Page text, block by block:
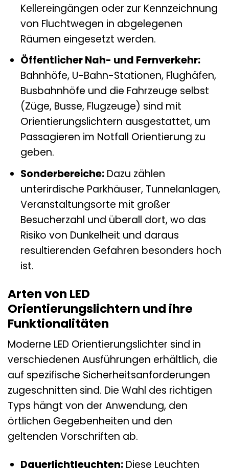
Kellereingängen oder zur Kennzeichnung
von Fluchtwegen in abgelegenen
Räumen eingesetzt werden.
Öffentlicher Nah- und Fernverkehr:
Bahnhöfe, U-Bahn-Stationen, Flughäfen,
Busbahnhöfe und die Fahrzeuge selbst
(Züge, Busse, Flugzeuge) sind mit
Orientierungslichtern ausgestattet, um
Passagieren im Notfall Orientierung zu
geben.
Sonderbereiche:Dazu zählen
unterirdische Parkhäuser, Tunnelanlagen,
Veranstaltungsorte mit großer
Besucherzahl und überall dort, wo das
Risiko von Dunkelheit und daraus
resultierenden Gefahren besonders hoch
ist.
Arten von LED
Orientierungslichtern und ihre
Funktionalitäten
Moderne LED Orientierungslichter sind in
verschiedenen Ausführungen erhältlich, die
auf spezifische Sicherheitsanforderungen
zugeschnitten sind. Die Wahl des richtigen
Typs hängt von der Anwendung, den
örtlichen Gegebenheiten und den
geltenden Vorschriften ab.
Dauerlichtleuchten:Diese Leuchten